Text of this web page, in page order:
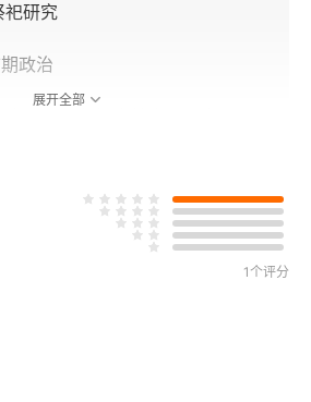
祀研究
政治
18—19世纪山东绅民抗粮动因的
与北大史学系人事革新
展开全部
1个评分